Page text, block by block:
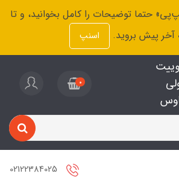
حتما توضیحات را کامل بخوانید، و تا
آخر پیش بروید.
اسنپ
0